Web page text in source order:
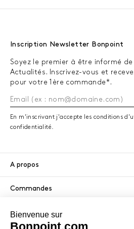
Inscription Newsletter Bonpoint
Soyez le premier à être informé
Actualités. Inscrivez-vous et
pour votre 1ère commande*.
En m'inscrivant j'accepte les conditions
confidentialité.
A propos
Commandes
Services